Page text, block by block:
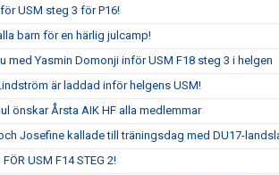
USM steg 3 för P16!
barn för en härlig julcamp!
med Yasmin Domonji inför USM F18 steg 3 i helgen
är laddad inför helgens USM!
önskar Årsta AIK HF alla medlemmar
Josefine kallade till träningsdag med DU17-
USM F14 STEG 2!